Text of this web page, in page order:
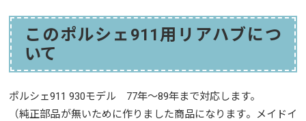
このポルシェ911用リアハブにつ
いて
ポルシェ911 930モデル 77年～89年まで対応します。
（純正部品が無いために作りました商品になります。メイドイ